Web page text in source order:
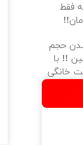
فقط
حجم
!! با
خانگی